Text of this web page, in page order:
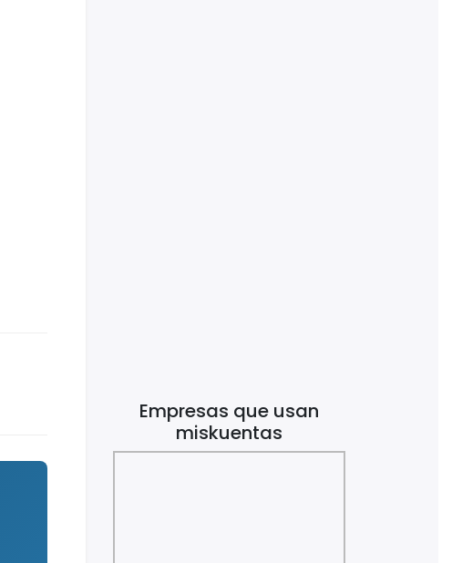
Empresas que usan
miskuentas